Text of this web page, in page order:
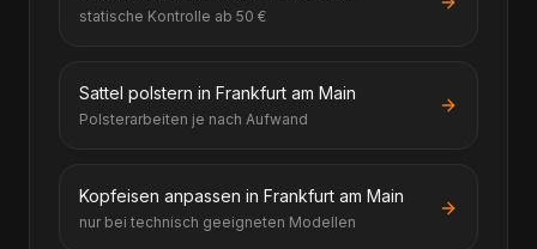
statische Kontrolle ab 50 €
Sattel polstern in Frankfurt am Main
Polsterarbeiten je nach Aufwand
Kopfeisen anpassen in Frankfurt am Main
nur bei technisch geeigneten Modellen